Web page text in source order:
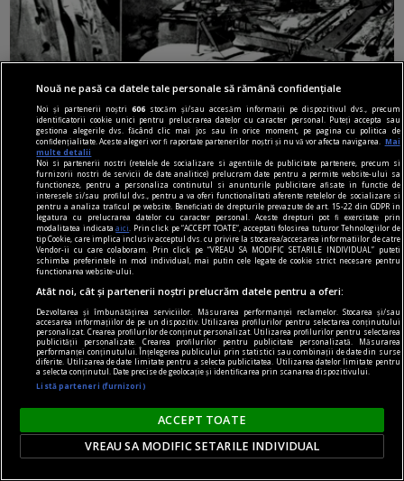
Canalul Dunăre–Marea Neagră, colosul care a
schimbat Dobrogea. Secretele tulburătoare ale
marilor sale șantiere
Au trecut 50 de ani de la reluarea lucrărilor la
Canalul Dunăre–Marea Neagră, unul dintre cele
mai ample și controversate proiecte ale
României comuniste. Șantierele sale uriașe au
lăsat în urmă povești tulburătoare despre
muncă istovitoare a zeci de mii de români.
Nouă ne pasă ca datele tale personale să rămână confidențiale
Noi și partenerii noștri606 stocăm și/sau accesăm informații pe dispozitivul dvs., precum
identificatorii cookie unici pentru prelucrarea datelor cu caracter personal. Puteți accepta sau
gestiona alegerile dvs. făcând clic mai jos sau în orice moment, pe pagina cu politica de
confidențialitate. Aceste alegeri vor fi raportate partenerilor noștri și nu vă vor afecta navigarea.
Mai
multe detalii
Noi si partenerii nostri (retelele de socializare si agentiile de publicitate partenere, precum si
furnizorii nostri de servicii de date analitice) prelucram date pentru a permite website-ului sa
functioneze, pentru a personaliza continutul si anunturile publicitare afisate in functie de
interesele si/sau profilul dvs., pentru a va oferi functionalitati aferente retelelor de socializare si
pentru a analiza traficul pe website. Beneficiati de drepturile prevazute de art. 15-22 din GDPR in
legatura cu prelucrarea datelor cu caracter personal. Aceste drepturi pot fi exercitate prin
modalitatea indicataaici
. Prin click pe “ACCEPT TOATE”, acceptati folosirea tuturor Tehnologiilor de
tip Cookie, care implica inclusiv acceptul dvs. cu privire la stocarea/accesarea informatiilor de catre
Vendor-ii cu care colaboram. Prin click pe “VREAU SA MODIFIC SETARILE INDIVIDUAL” puteti
schimba preferintele in mod individual, mai putin cele legate de cookie strict necesare pentru
functionarea website-ului.
Atât noi, cât și partenerii noștri prelucrăm datele pentru a oferi:
Dezvoltarea și îmbunătățirea serviciilor. Măsurarea performanței reclamelor. Stocarea și/sau
accesarea informațiilor de pe un dispozitiv. Utilizarea profilurilor pentru selectarea conținutului
personalizat. Crearea profilurilor de conținut personalizat. Utilizarea profilurilor pentru selectarea
publicității personalizate. Crearea profilurilor pentru publicitate personalizată. Măsurarea
performanței conținutului. Înțelegerea publicului prin statistici sau combinații de date din surse
diferite. Utilizarea de date limitate pentru a selecta publicitatea. Utilizarea datelor limitate pentru
a selecta conținutul. Date precise de geolocație și identificarea prin scanarea dispozitivului.
Listă parteneri (furnizori)
ACCEPT TOATE
VREAU SA MODIFIC SETARILE INDIVIDUAL